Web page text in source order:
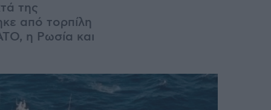
της
από τορπίλη
η Ρωσία και